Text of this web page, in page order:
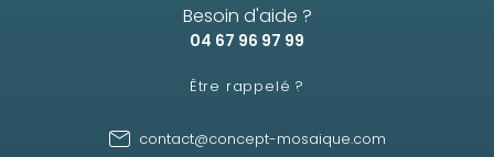
Besoin d'aide ?
04 67 96 97 99
Être rappelé ?
contact@concept-mosaique.com